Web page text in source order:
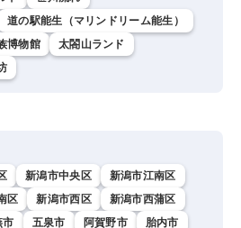
道の駅能生（マリンドリーム能生）
博物館
太閤山ランド
新潟市中央区
新潟市江南区
区 新潟市西区
新潟市西蒲区
市 五泉市 阿賀野市 胎内市